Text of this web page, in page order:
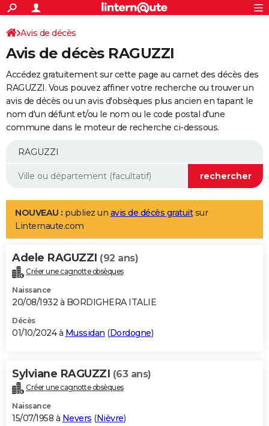
ACTUALITÉS
Politique
Société
Faits Divers
Education
Monde
Villes
+
SPORT
Coupe du monde 2026
Football
Tennis
Cyclisme
Rugby
Forum
Programme TV
TNT
Streaming
Cinéma
Sorties cinéma
Musique
+
FINANCE
Retraite
Epargne
Immobilier
Risques naturels par ville
Banque
Assurance
AUTO
Essais
Réserver un essai
Citadines
Berlines
SUV
Forum auto
+
Mobiles
Meilleur smartphone
Internet
Ordinateurs
Jeux vidéo
Guide high-tech
Aménagement intérieur
LIFESTYLE
Art de vivre
Bien-être
Loisirs
Mode
Modes de vie
Alimentation
Guide de la santé
Maladies
Médicaments
Sommeil
VOYAGE
Destinations
City break
Voyage nature
Voyage de noces
Forum
Climat
+PHOTO
GUIDES D'ACHAT
BONS PLANS
Carte de Noël
Carte Bonne année
Carte Saint-Valentin
Carte Pâques
Carte d'anniversaire
DICTIONNAIRE
Dictionnaire
Biographies
Citations
Expressions
Proverbes
PROGRAMME TV
Avis de décès
Avis de décès RAGUZZI
Accédez gratuitement sur cette page au carnet des décès des
RAGUZZI. Vous pouvez affiner votre recherche ou trouver un
avis de décès ou un avis d'obsèques plus ancien en tapant le
nom d'un défunt et/ou le nom ou le code postal d'une
commune dans le moteur de recherche ci-dessous.
NOUVEAU : publiez un avis de décès gratuitsur
Linternaute.com
Adele RAGUZZI (92 ans)
Créer une cagnotte obsèques
Naissance
20/08/1932 à BORDIGHERA ITALIE
Décès
01/10/2024 à Mussidan (Dordogne)
Sylviane RAGUZZI (63 ans)
Créer une cagnotte obsèques
Naissance
15/07/1958 à Nevers (Nièvre)